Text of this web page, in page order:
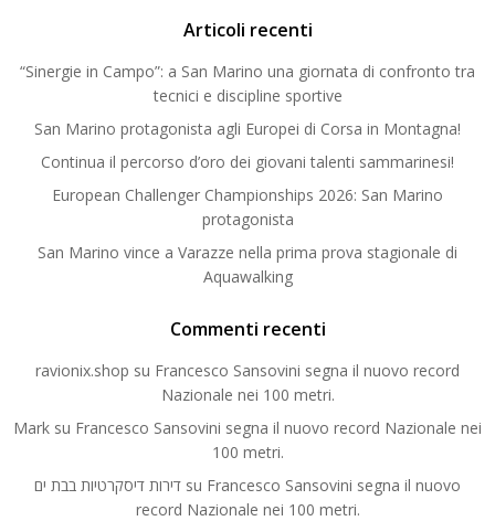
Articoli recenti
“Sinergie in Campo”: a San Marino una giornata di confronto tra
tecnici e discipline sportive
San Marino protagonista agli Europei di Corsa in Montagna!
Continua il percorso d’oro dei giovani talenti sammarinesi!
European Challenger Championships 2026: San Marino
protagonista
San Marino vince a Varazze nella prima prova stagionale di
Aquawalking
Commenti recenti
ravionix.shop su Francesco Sansovini segna il nuovo record
Nazionale nei 100 metri.
Mark su Francesco Sansovini segna il nuovo record Nazionale nei
100 metri.
דירות דיסקרטיות בבת ים su Francesco Sansovini segna il nuovo
record Nazionale nei 100 metri.